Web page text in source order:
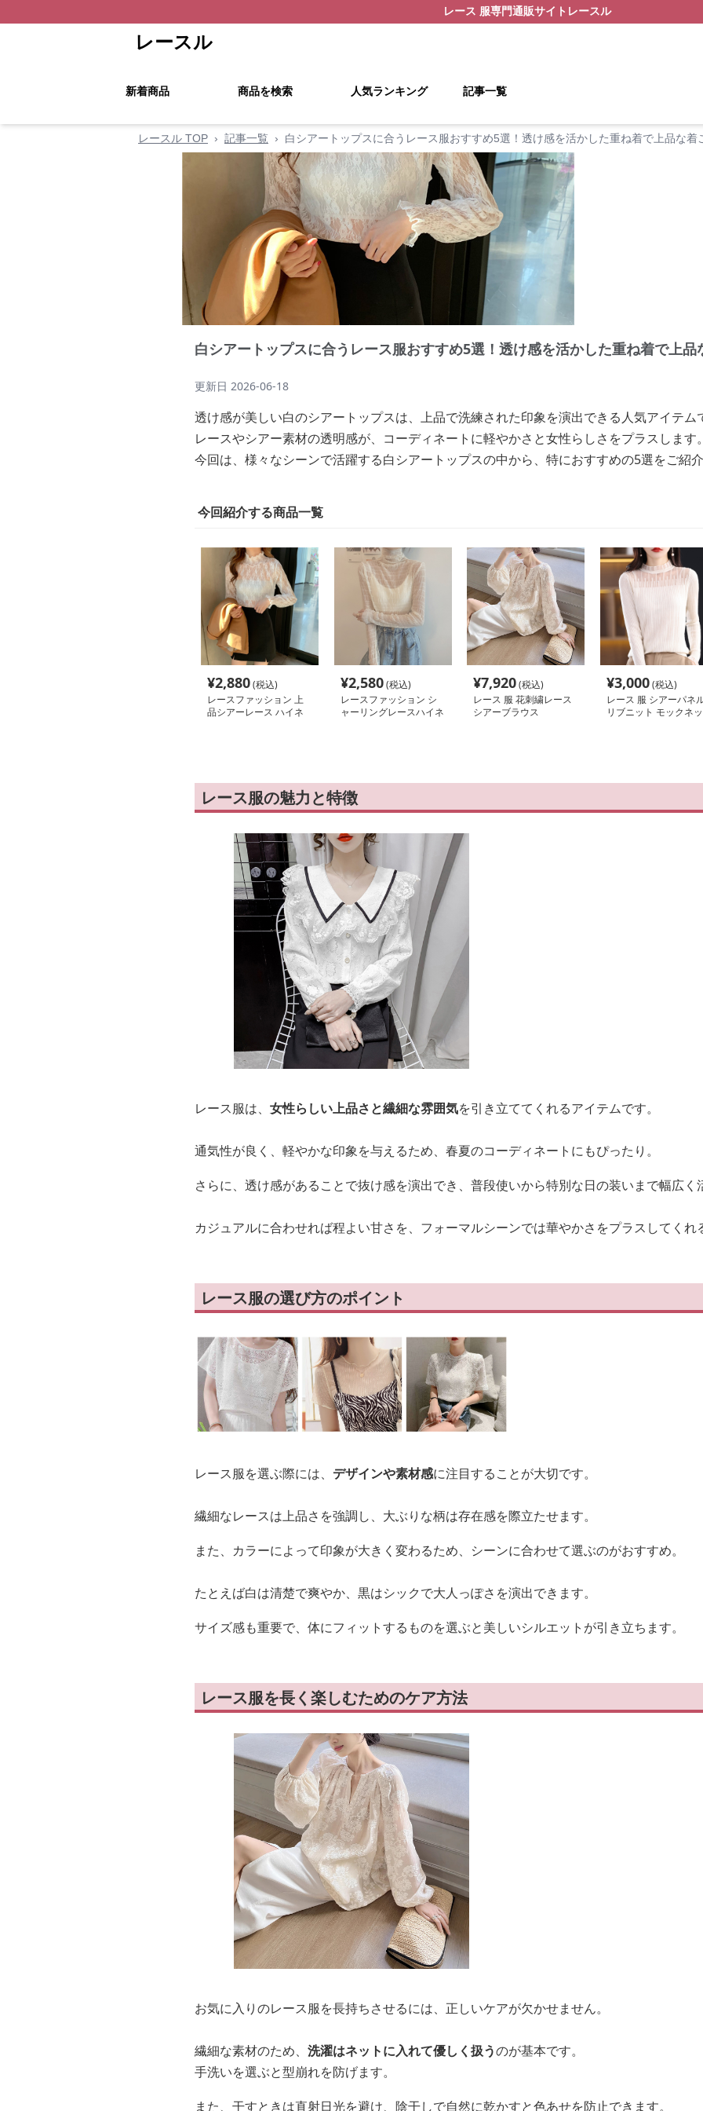
レース 服専門通販サイト レースル
レースル
新着商品 商品を検索 人気ランキング 記事一覧
レースル TOP › 記事一覧 › 白シアートップスに合うレース服おすすめ5選！透け感を活かした重ね着で上品な着
白シアートップスに合うレース服おすすめ5選！透け感を活かした重ね着で上品
更新日 2026-06-18
透け感が美しい白のシアートップスは、上品で洗練された印象を演出できる人気アイテム
レースやシアー素材の透明感が、コーディネートに軽やかさと女性らしさをプラスします。
今回は、様々なシーンで活躍する白シアートップスの中から、特におすすめの5選をご紹介
今回紹介する商品一覧
¥2,880(税込)
レースファッション 上
品シアーレース ハイネ
¥2,580(税込)
レースファッション シ
ャーリングレースハイネ
¥7,920(税込)
レース 服 花刺繍レース
シアーブラウス
¥3,000(税込)
レース 服 シアーパネ
リブニット モックネッ
レース服の魅力と特徴
レース服は、 女性らしい上品さと繊細な雰囲気を引き立ててくれるアイテムです。
通気性が良く、軽やかな印象を与えるため、春夏のコーディネートにもぴったり。
さらに、透け感があることで抜け感を演出でき、普段使いから特別な日の装いまで幅広く
カジュアルに合わせれば程よい甘さを、フォーマルシーンでは華やかさをプラスしてくれ
レース服の選び方のポイント
レース服を選ぶ際には、 デザインや素材感に注目することが大切です。
繊細なレースは上品さを強調し、大ぶりな柄は存在感を際立たせます。
また、カラーによって印象が大きく変わるため、シーンに合わせて選ぶのがおすすめ。
たとえば白は清楚で爽やか、黒はシックで大人っぽさを演出できます。
サイズ感も重要で、体にフィットするものを選ぶと美しいシルエットが引き立ちます。
レース服を長く楽しむためのケア方法
お気に入りのレース服を長持ちさせるには、正しいケアが欠かせません。
繊細な素材のため、 洗濯はネットに入れて優しく扱うのが基本です。
手洗いを選ぶと型崩れを防げます。
また、干すときは直射日光を避け、陰干しで自然に乾かすと色あせを防止できます。